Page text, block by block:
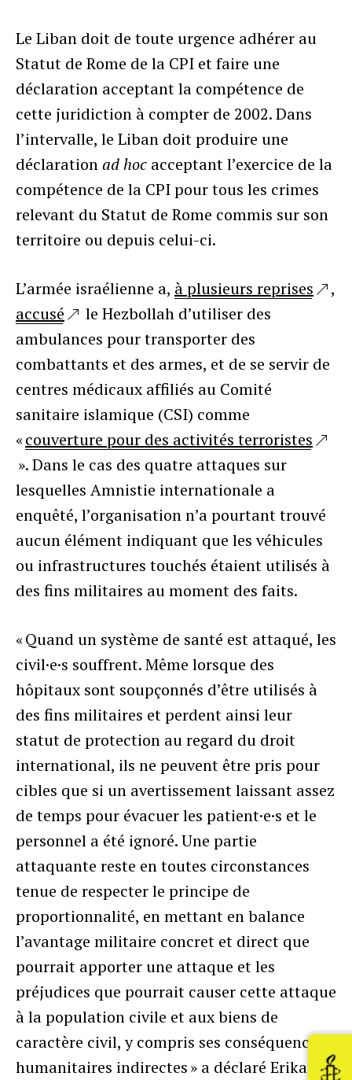
Le Liban doit de toute urgence adhérer au
Statut de Rome de la CPI et faire une
déclaration acceptant la compétence de
cette juridiction à compter de 2002. Dans
l’intervalle, le Liban doit produire une
déclarationad hoc acceptant l’exercice de la
compétence de la CPI pour tous les crimes
relevant du Statut de Rome commis sur son
territoire ou depuis celui-ci.
L’armée israélienne a, à plusieurs reprises
,
accusé
le Hezbollah d’utiliser des
ambulances pour transporter des
combattants et des armes, et de se servir de
centres médicaux affiliés au Comité
sanitaire islamique (CSI) comme
«couverture pour des activités terroristes
». Dans le cas des quatre attaques sur
lesquelles Amnistie internationale a
enquêté, l’organisation n’a pourtant trouvé
aucun élément indiquant que les véhicules
ou infrastructures touchés étaient utilisés à
des fins militaires au moment des faits.
« Quand un système de santé est attaqué, les
civil·e·s souffrent. Même lorsque des
hôpitaux sont soupçonnés d’être utilisés à
des fins militaires et perdent ainsi leur
statut de protection au regard du droit
international, ils ne peuvent être pris pour
cibles que si un avertissement laissant assez
de temps pour évacuer les patient·e·s et le
personnel a été ignoré. Une partie
attaquante reste en toutes circonstances
tenue de respecter le principe de
proportionnalité, en mettant en balance
l’avantage militaire concret et direct que
pourrait apporter une attaque et les
préjudices que pourrait causer cette attaque
à la population civile et aux biens de
caractère civil, y compris ses conséquences
humanitaires indirectes » a déclaré Erika